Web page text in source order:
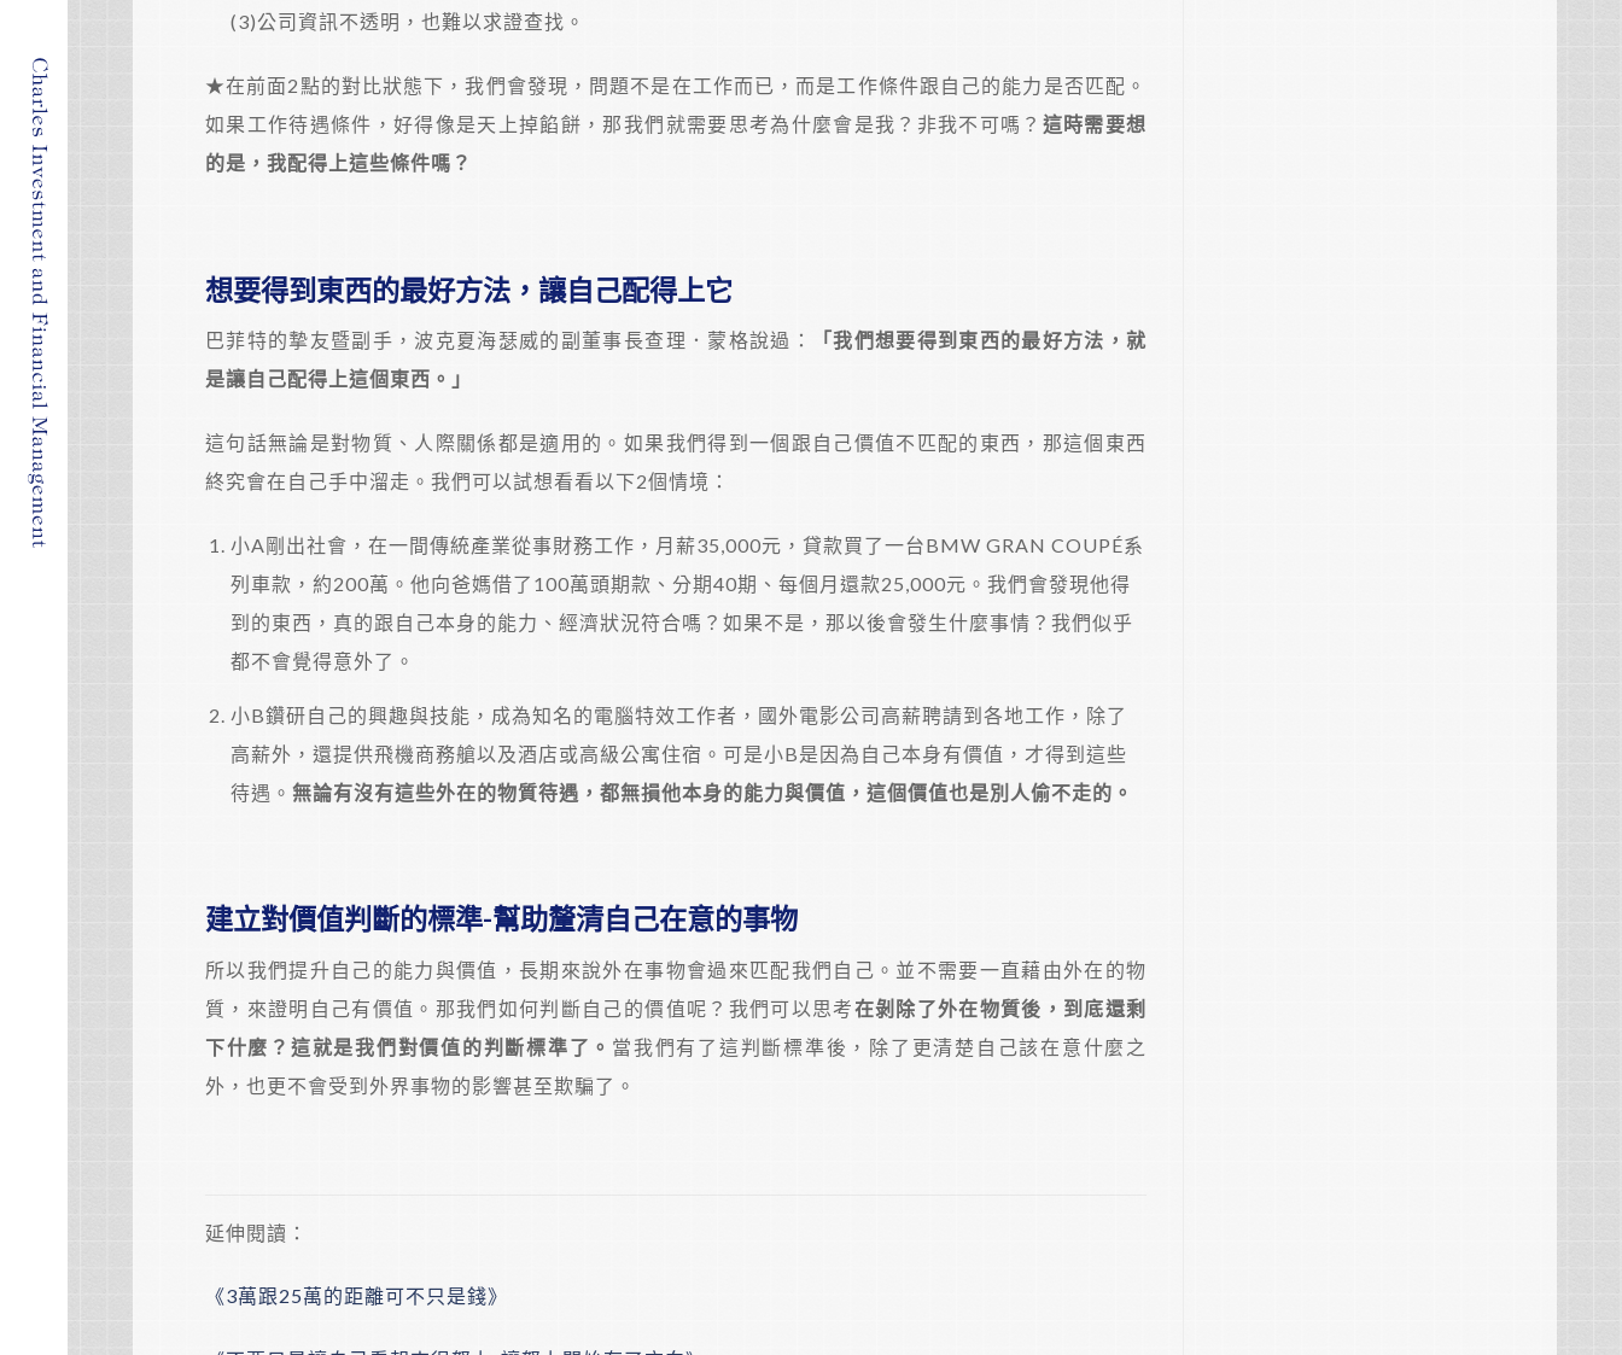
(3)公司資訊不透明，也難以求證查找。
★在前面2點的對比狀態下，我們會發現，問題不是在工作而已，而是工作條件跟自己的能力是否匹配。
如果工作待遇條件，好得像是天上掉餡餅，那我們就需要思考為什麼會是我？非我不可嗎？ 這時需要想
的是，我配得上這些條件嗎？
想要得到東西的最好方法，讓自己配得上它
巴菲特的摯友暨副手，波克夏海瑟威的副董事長查理．蒙格說過：
「我們想要得到東西的最好方法，就
是讓自己配得上這個東西。」
這句話無論是對物質、人際關係都是適用的。如果我們得到一個跟自己價值不匹配的東西，那這個東西
終究會在自己手中溜走。我們可以試想看看以下2個情境：
小A剛出社會，在一間傳統產業從事財務工作，月薪35,000元，貸款買了一台BMW GRAN COUPÉ系
列車款，約200萬。他向爸媽借了100萬頭期款、分期40期、每個月還款25,000元。我們會發現他得
到的東西，真的跟自己本身的能力、經濟狀況符合嗎？如果不是，那以後會發生什麼事情？我們似乎
都不會覺得意外了。
小B鑽研自己的興趣與技能，成為知名的電腦特效工作者，國外電影公司高薪聘請到各地工作，除了
高薪外，還提供飛機商務艙以及酒店或高級公寓住宿。可是小B是因為自己本身有價值，才得到這些
待遇。 無論有沒有這些外在的物質待遇，都無損他本身的能力與價值，這個價值也是別人偷不走的。
建立對價值判斷的標準-幫助釐清自己在意的事物
所以我們提升自己的能力與價值，長期來說外在事物會過來匹配我們自己。並不需要一直藉由外在的物
質，來證明自己有價值。那我們如何判斷自己的價值呢？我們可以思考在剝除了外在物質後，到底還剩
下什麼？這就是我們對價值的判斷標準了。 當我們有了這判斷標準後，除了更清楚自己該在意什麼之
外，也更不會受到外界事物的影響甚至欺騙了。
延伸閱讀：
《3萬跟25萬的距離可不只是錢》